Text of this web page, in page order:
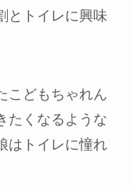
とトイレに興味
こどもちゃれん
たくなるような
はトイレに憧れ